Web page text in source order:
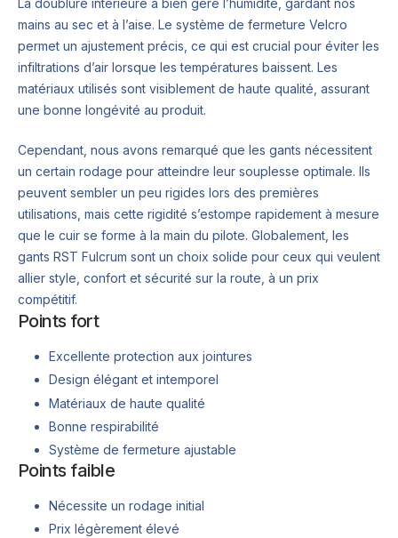
La doublure intérieure a bien géré l’humidité, gardant nos
mains au sec et à l’aise. Le système de fermeture Velcro
permet un ajustement précis, ce qui est crucial pour éviter les
infiltrations d’air lorsque les températures baissent. Les
matériaux utilisés sont visiblement de haute qualité, assurant
une bonne longévité au produit.
Cependant, nous avons remarqué que les gants nécessitent
un certain rodage pour atteindre leur souplesse optimale. Ils
peuvent sembler un peu rigides lors des premières
utilisations, mais cette rigidité s’estompe rapidement à mesure
que le cuir se forme à la main du pilote. Globalement, les
gants RST Fulcrum sont un choix solide pour ceux qui veulent
allier style, confort et sécurité sur la route, à un prix
compétitif.
Points fort
Excellente protection aux jointures
Design élégant et intemporel
Matériaux de haute qualité
Bonne respirabilité
Système de fermeture ajustable
Points faible
Nécessite un rodage initial
Prix légèrement élevé